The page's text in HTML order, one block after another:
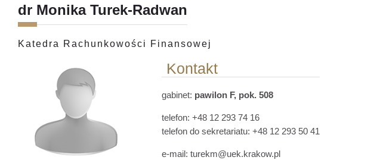
dr Monika Turek-Radwan
Katedra Rachunkowości Finansowej
Kontakt
gabinet: pawilon F, pok. 508
telefon: +48 12 293 74 16
telefon do sekretariatu: +48 12 293 50 41
e-mail: turekm@uek.krakow.pl